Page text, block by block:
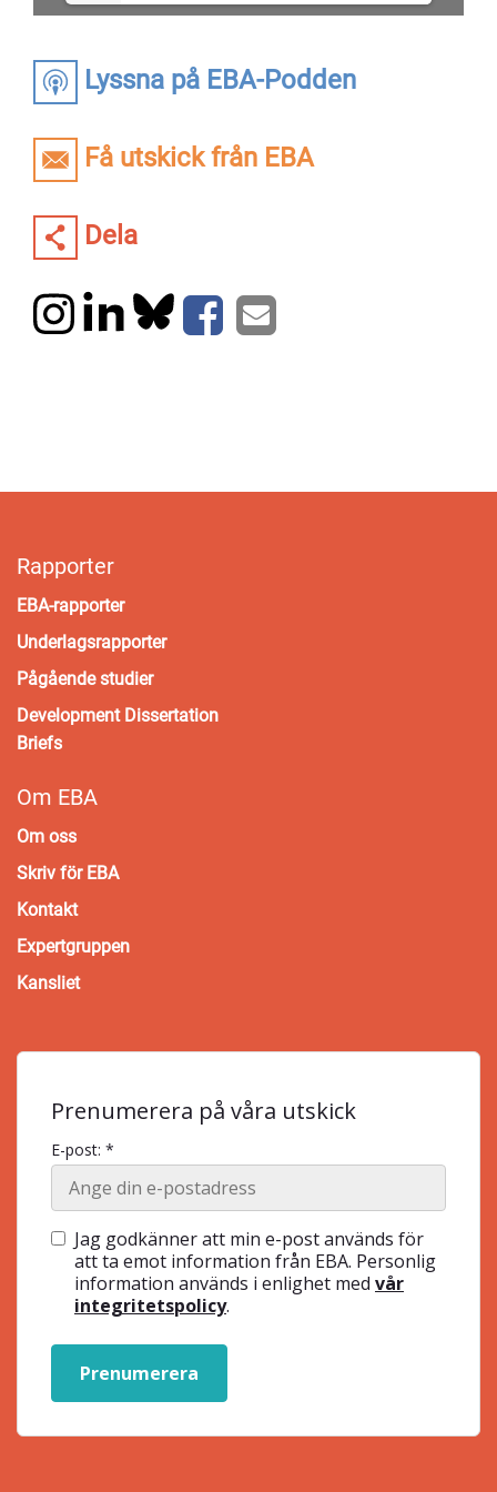
Lyssna på EBA-Podden
Få utskick från EBA
Dela
Rapporter
EBA-rapporter
Underlagsrapporter
Pågående studier
Development Dissertation
Briefs
Om EBA
Om oss
Skriv för EBA
Kontakt
Expertgruppen
Kansliet
Prenumerera på våra utskick
E-post: *
Jag godkänner att min e-post används för
att ta emot information från EBA. Personlig
information används i enlighet med vår
integritetspolicy.
Prenumerera